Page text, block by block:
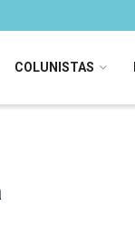
COLUNISTAS